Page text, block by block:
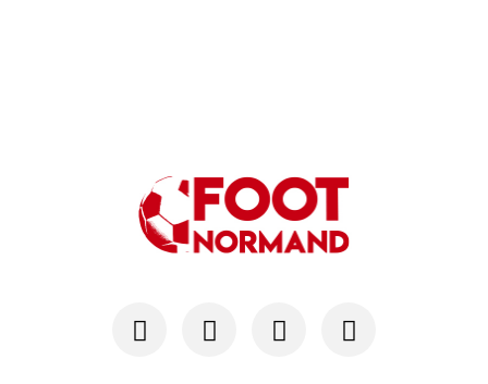
SM CAEN - MERCATO
Avec Mohamed Hafid, Malherbe veut frapper un gr...
SM Caen : Julien Meilhac quitte la direction de...